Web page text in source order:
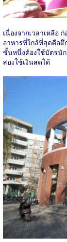
เนื่องจากเวลาเหลือ
อาหารที่ใกล้ที่สุดคือตึ
ชั้นหนึ่งต้องใช้บัตรนั
สองใช้เงินสดได้